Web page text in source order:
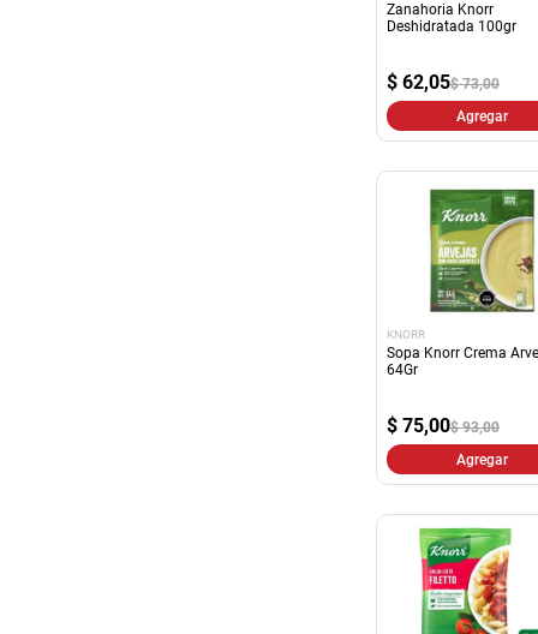
Zanahoria Knorr
Deshidratada 100gr
$ 62,05$ 73,00
Agregar
KNORR
Sopa Knorr Crema
64Gr
$ 75,00$ 93,00
Agregar